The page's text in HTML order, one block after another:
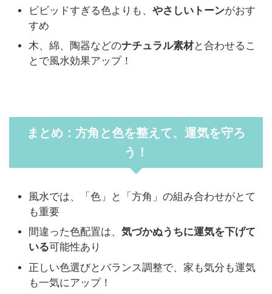
ビビッドすぎる色よりも、 やさしいトーンがおす
すめ
木、綿、陶器などのナチュラル素材と合わせるこ
とで風水効果アップ！
まとめ：方角と色を整えて、運気を守ろ
う！
風水では、「色」と「方角」の組み合わせがとて
も重要
間違った色配置は、 気づかぬうちに運気を下げて
いる可能性あり
正しい色選びとバランス調整で、家も気分も運気
も一気にアップ！